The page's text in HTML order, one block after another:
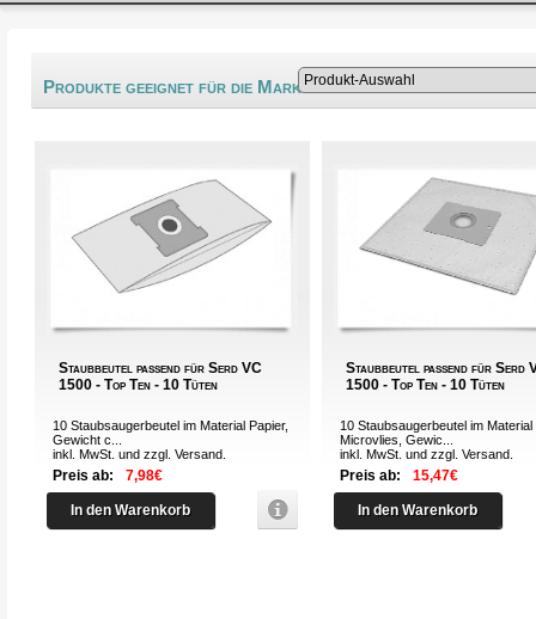
Produkte geeignet für die Marke Serd®
Staubbeutel passend für Serd VC
1500 - Top Ten - 10 Tüten
10 Staubsaugerbeutel im Material Papier,
Gewicht c...
inkl. MwSt. und zzgl.Versand
Preis ab: 7,98€
In den Warenkorb
Staubbeutel passend für Serd
1500 - Top Ten - 10 Tüten
10 Staubsaugerbeutel im Material
Microvlies, Gewic...
inkl. MwSt. und zzgl.Versand
Preis ab: 15,47€
In den Warenkorb